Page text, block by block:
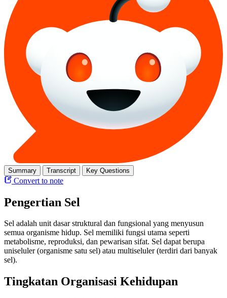
Summary Transcript Key Questions
Convert to note
Pengertian Sel
Sel adalah unit dasar struktural dan fungsional yang menyusun
semua organisme hidup. Sel memiliki fungsi utama seperti
metabolisme, reproduksi, dan pewarisan sifat. Sel dapat berupa
uniseluler (organisme satu sel) atau multiseluler (terdiri dari banyak
sel).
Tingkatan Organisasi Kehidupan